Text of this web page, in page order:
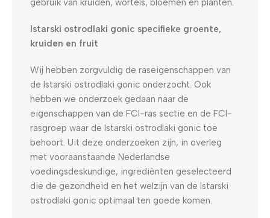
gebruik van kruiden, wortels, bloemen en planten.
Istarski ostrodlaki gonic specifieke groente,
kruiden en fruit
Wij hebben zorgvuldig de raseigenschappen van
de Istarski ostrodlaki gonic onderzocht. Ook
hebben we onderzoek gedaan naar de
eigenschappen van de FCI-ras sectie en de FCI-
rasgroep waar de Istarski ostrodlaki gonic toe
behoort. Uit deze onderzoeken zijn, in overleg
met vooraanstaande Nederlandse
voedingsdeskundige, ingrediënten geselecteerd
die de gezondheid en het welzijn van de Istarski
ostrodlaki gonic optimaal ten goede komen.